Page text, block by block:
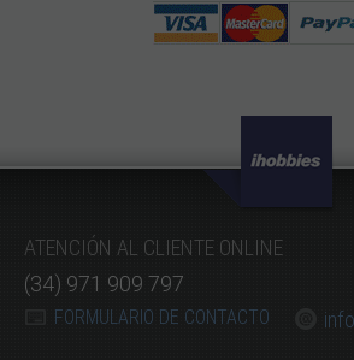
ATENCIÓN AL CLIENTE ONLINE
(34) 971 909 797
FORMULARIO DE CONTACTO